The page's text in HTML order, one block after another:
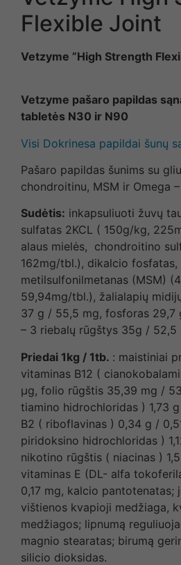
Flexible Joint
Vetzyme ”High Strength
Vetzyme pašaro papildas
tabletės N30 ir N90
Visi Dokrinesa papildai šunų
Pašaro papildas šunims su
chondroitinu, MSM ir Omega
Sudėtis: inkapsuliuoti žuvų
sulfatas 2KCL ( 150g/kg,
alaus mielės, chondroitino
162mg/tbl.), dikalcio
metilsulfonilmetanas (MSM)
59,94mg/tbl.), žalialapių
37 g / 55,5 mg, fosforas 29,7
– 3 riebalų rūgštys 35g / 52,5
Priedai 1kg / 1tb. : maistiniai
vitaminas B12 (
µg, folio rūgštis 35,39 mg /
tiamino hidrochloridas ) 1,73
B2 ( riboflavinas ) 0,34 g /
piridoksino hidrochloridas )
nikotino rūgštis ( niacinas )
vitaminas E (DL- alfa
0,17 mg, kalcio pantotenatas;
vištienos kvapioji medžiaga,
medžiagos; lipnumą
magnio stearatas; birumą
silicio dioksidas.